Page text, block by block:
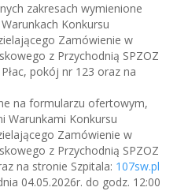
zakresach wymienione
Konkursu
Zamówienie w
z Przychodnią SPZOZ
pokój nr 123 oraz na
na formularzu ofertowym,
Warunkami Konkursu
Zamówienie w
z Przychodnią SPZOZ
na stronie Szpitala: 107sw.pl
04.05.2026r. do godz. 12:00